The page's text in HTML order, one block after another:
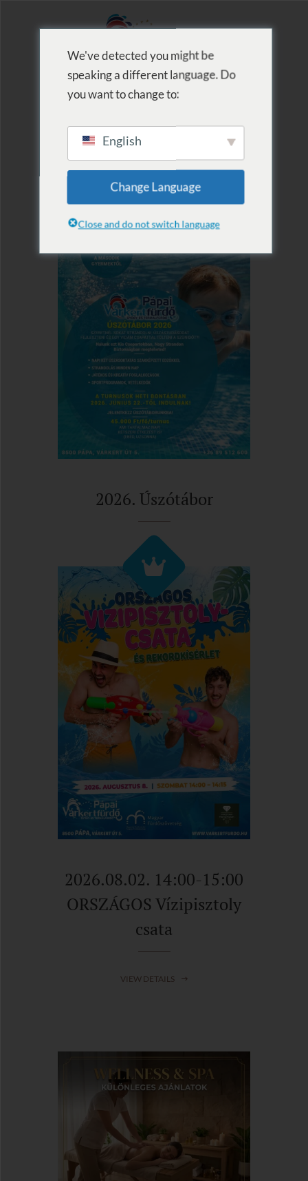
2026. Úszótábor
2026.08.02. 14:00-15:00
ORSZÁGOS Vízipisztoly
csata
VIEW DETAILS
We've detected you might be
speaking a different language. Do
you want to change to:
English
Change Language
Close and do not switch language